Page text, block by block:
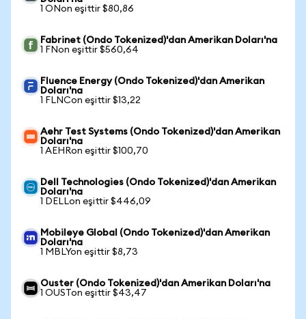
1 ONon eşittir $80,86
Fabrinet (Ondo Tokenized)'dan Amerikan Doları'na
1 FNon eşittir $560,64
Fluence Energy (Ondo Tokenized)'dan Amerikan
Doları'na
1 FLNCon eşittir $13,22
Aehr Test Systems (Ondo Tokenized)'dan Amerikan
Doları'na
1 AEHRon eşittir $100,70
Dell Technologies (Ondo Tokenized)'dan Amerikan
Doları'na
1 DELLon eşittir $446,09
Mobileye Global (Ondo Tokenized)'dan Amerikan
Doları'na
1 MBLYon eşittir $8,73
Ouster (Ondo Tokenized)'dan Amerikan Doları'na
1 OUSTon eşittir $43,47